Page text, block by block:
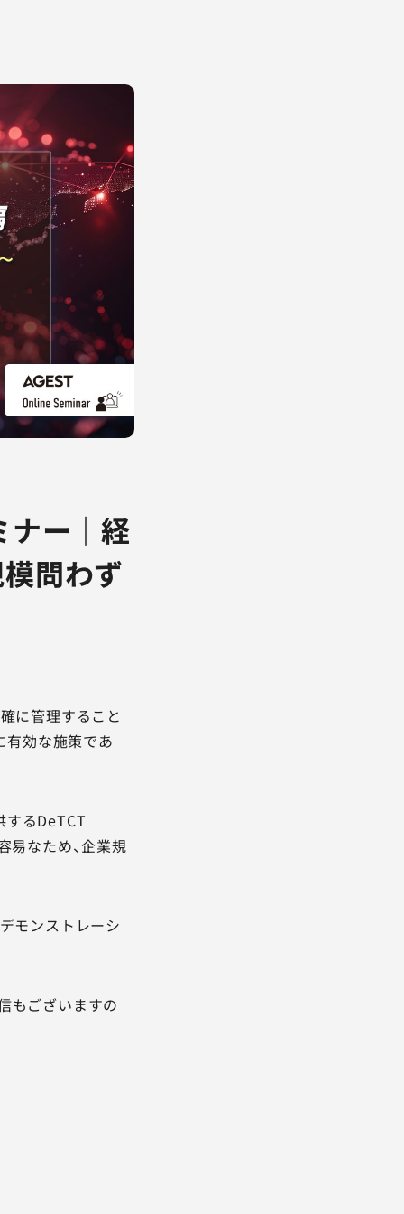
ー｜経
問わず
に管理すること
有効な施策であ
するDeTCT
易なため、企業規
モンストレーシ
もございますの